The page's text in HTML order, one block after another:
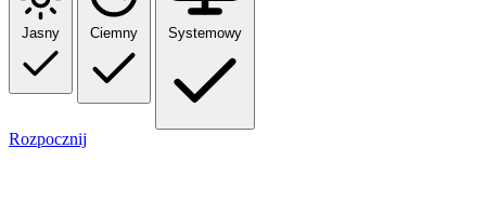
Jasny Ciemny Systemowy
Rozpocznij